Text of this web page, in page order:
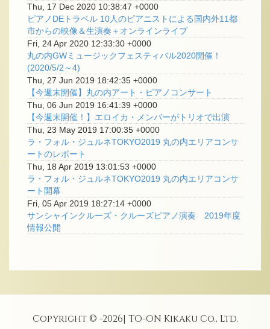
Thu, 17 Dec 2020 10:38:47 +0000
ピアノDEトラベル 10人のピアニストによる国内外11都
市からの映像＆生演奏＋オンラインライブ
Fri, 24 Apr 2020 12:33:30 +0000
丸の内GWミュージックフェスティバル2020開催！
(2020/5/2～4)
Thu, 27 Jun 2019 18:42:35 +0000
【今週末開催】丸の内アート・ピアノコンサート
Thu, 06 Jun 2019 16:41:39 +0000
【今週末開催！】エロイカ・メンバーがトリオで出演
Thu, 23 May 2019 17:00:35 +0000
ラ・フォル・ジュルネTOKYO2019 丸の内エリアコンサ
ートのレポート
Thu, 18 Apr 2019 13:01:53 +0000
ラ・フォル・ジュルネTOKYO2019 丸の内エリアコンサ
ート開幕
Fri, 05 Apr 2019 18:27:14 +0000
サンシャインクルーズ・クルーズピアノ演奏 2019年度
情報公開
Copyright © -2026| TO-ON Kikaku Co., Ltd.